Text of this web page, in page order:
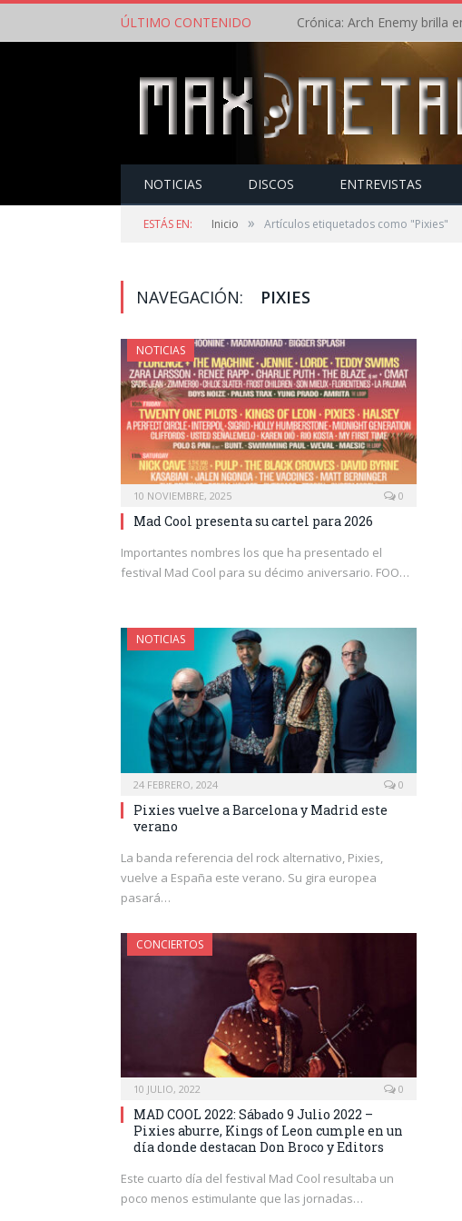
ÚLTIMO CONTENIDO
NOTICIAS DISCOS ENTREVISTAS
ESTÁS EN: Inicio » Artículos etiquetados como "Pixies"
NAVEGACIÓN: PIXIES
NOTICIAS
10 NOVIEMBRE, 2025 0
Mad Cool presenta su cartel para 2026
Importantes nombres los que ha presentado el
festival Mad Cool para su décimo aniversario. FOO…
NOTICIAS
24 FEBRERO, 2024 0
Pixies vuelve a Barcelona y Madrid este
verano
La banda referencia del rock alternativo, Pixies,
vuelve a España este verano. Su gira europea
pasará…
CONCIERTOS
10 JULIO, 2022 0
MAD COOL 2022: Sábado 9 Julio 2022 –
Pixies aburre, Kings of Leon cumple en un
día donde destacan Don Broco y Editors
Este cuarto día del festival Mad Cool resultaba un
poco menos estimulante que las jornadas…